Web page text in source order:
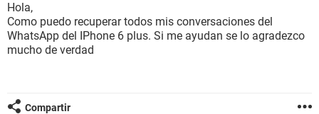
Hola,
Como puedo recuperar todos mis conversaciones del
WhatsApp del IPhone 6 plus. Si me ayudan se lo agradezco
mucho de verdad
Compartir